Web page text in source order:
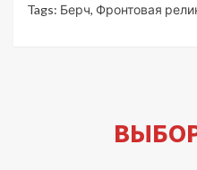
Tags: Берч, Фронтовая